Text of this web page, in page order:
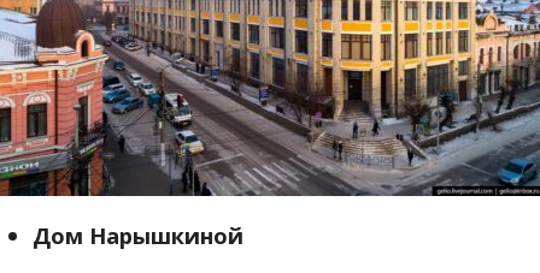
Дом Нарышкиной